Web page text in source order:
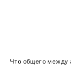
Что общего между